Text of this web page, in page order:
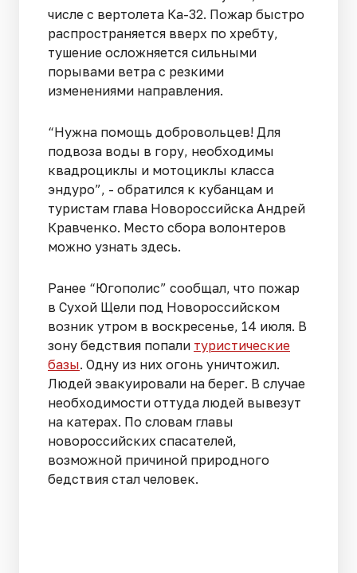
числе с вертолета Ка-32. Пожар быстро
распространяется вверх по хребту,
тушение осложняется сильными
порывами ветра с резкими
изменениями направления.
“Нужна помощь добровольцев! Для
подвоза воды в гору, необходимы
квадроциклы и мотоциклы класса
эндуро”, - обратился к кубанцам и
туристам глава Новороссийска Андрей
Кравченко. Место сбора волонтеров
можно узнать здесь.
Ранее “Югополис” сообщал, что пожар
в Сухой Щели под Новороссийском
возник утром в воскресенье, 14 июля. В
зону бедствия попали туристические
базы. Одну из них огонь уничтожил.
Людей эвакуировали на берег. В случае
необходимости оттуда людей вывезут
на катерах. По словам главы
новороссийских спасателей,
возможной причиной природного
бедствия стал человек.